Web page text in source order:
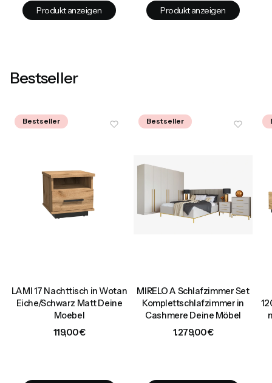
Produkt anzeigen Produkt anzeigen
Bestseller
Bestseller
LAMI 17 Nachttisch in Wotan
Eiche/Schwarz Matt Deine
Moebel
Preis
119,00 €
Bestseller
MIRELO A Schlafzimmer Set
Komplettschlafzimmer in
Cashmere Deine Möbel
Preis
1.279,00 €